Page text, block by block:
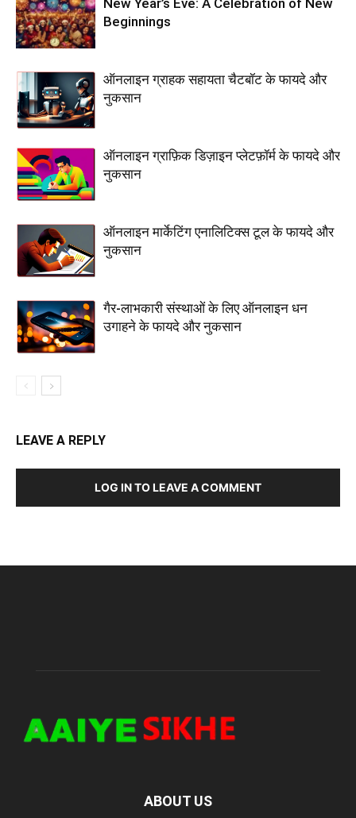
Beginnings
ऑनलाइन ग्राहक सहायता चैटबॉट के फायदे और
नुकसान
ऑनलाइन ग्राफ़िक डिज़ाइन प्लेटफ़ॉर्म के फायदे और
नुकसान
ऑनलाइन मार्केटिंग एनालिटिक्स टूल के फायदे और
नुकसान
गैर-लाभकारी संस्थाओं के लिए ऑनलाइन धन
उगाहने के फायदे और नुकसान
LEAVE A REPLY
LOG IN TO LEAVE A COMMENT
ABOUT US